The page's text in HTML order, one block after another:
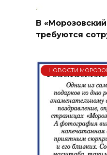
В
требуются
НОВОСТИ